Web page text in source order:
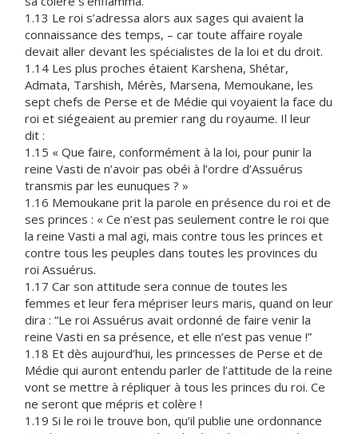
1.13 Le roi s’adressa alors aux sages qui avaient la
connaissance des temps, – car toute affaire royale
devait aller devant les spécialistes de la loi et du droit.
1.14 Les plus proches étaient Karshena, Shétar,
Admata, Tarshish, Mérès, Marsena, Memoukane, les
sept chefs de Perse et de Médie qui voyaient la face du
roi et siégeaient au premier rang du royaume. Il leur
dit :
1.15 « Que faire, conformément à la loi, pour punir la
reine Vasti de n’avoir pas obéi à l’ordre d’Assuérus
transmis par les eunuques ? »
1.16 Memoukane prit la parole en présence du roi et de
ses princes : « Ce n’est pas seulement contre le roi que
la reine Vasti a mal agi, mais contre tous les princes et
contre tous les peuples dans toutes les provinces du
roi Assuérus.
1.17 Car son attitude sera connue de toutes les
femmes et leur fera mépriser leurs maris, quand on leur
dira : “Le roi Assuérus avait ordonné de faire venir la
reine Vasti en sa présence, et elle n’est pas venue !”
1.18 Et dès aujourd’hui, les princesses de Perse et de
Médie qui auront entendu parler de l’attitude de la reine
vont se mettre à répliquer à tous les princes du roi. Ce
ne seront que mépris et colère !
1.19 Si le roi le trouve bon, qu’il publie une ordonnance